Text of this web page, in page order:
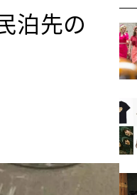
泊先の